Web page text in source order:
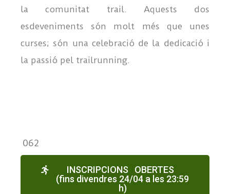
la comunitat trail. Aquests dos
esdeveniments són molt més que unes
curses; són una celebració de la dedicació i
la passió pel trailrunning.
062
INSCRIPCIONS OBERTES
(fins divendres 24/04 a les 23:59
h)